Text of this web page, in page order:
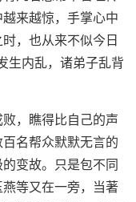
来越惊，手掌心中
，也从来不似今日
生内乱，诸弟子乱背
，瞧得比自己的声
名帮众默默无言的
变故。只是包不同
等又在一旁，当著